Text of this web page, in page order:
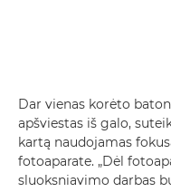
Dar vienas korėto
apšviestas iš galo,
kartą naudojamas
fotoaparate. „Dėl
sluoksniavimo darbas